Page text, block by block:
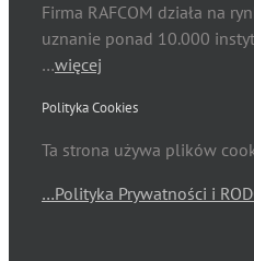
Firma RAFCOM działa na
uznanie ponad 10.000
…więcej
Polityka Cookies
Ta strona używa plików
…Polityka Prywatności i